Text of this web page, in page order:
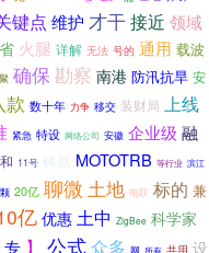
键点 维护 才干接近 领域
火腿 详解 无法 号的 通用 载波
确保 勘察 南港 防汛抗旱 安
款 数十年 力争 移交 装财局 上线
紧急 特设 网络公司 安徽 企业级 融
11号 铸就 MOTOTRB 等行业 滨江
20亿 聊微 土地 电联 标的 兼
亿优惠 土中 ZigBee 科学家
专 】 公式众多 网 所有 共用 设